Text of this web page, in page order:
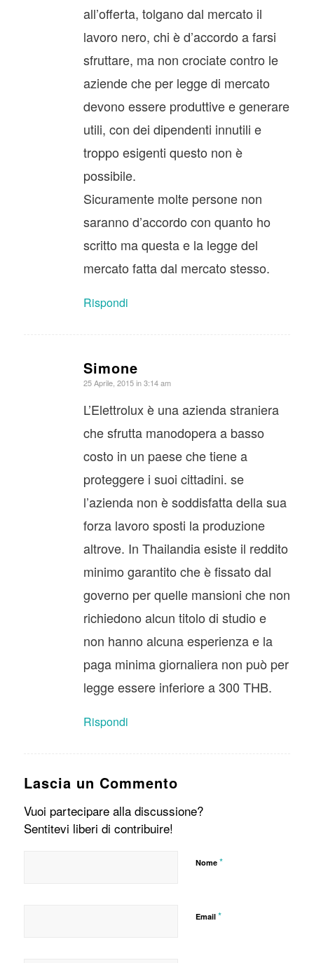
all’offerta, tolgano dal mercato il
lavoro nero, chi è d’accordo a farsi
sfruttare, ma non crociate contro le
aziende che per legge di mercato
devono essere produttive e generare
utili, con dei dipendenti innutili e
troppo esigenti questo non è
possibile.
Sicuramente molte persone non
saranno d’accordo con quanto ho
scritto ma questa e la legge del
mercato fatta dal mercato stesso.
Rispondi
Simone
dice:
25 Aprile, 2015 in 3:14 am
L’Elettrolux è una azienda straniera
che sfrutta manodopera a basso
costo in un paese che tiene a
proteggere i suoi cittadini. se
l’azienda non è soddisfatta della sua
forza lavoro sposti la produzione
altrove. In Thailandia esiste il reddito
minimo garantito che è fissato dal
governo per quelle mansioni che non
richiedono alcun titolo di studio e
non hanno alcuna esperienza e la
paga minima giornaliera non può per
legge essere inferiore a 300 THB.
Rispondi
Lascia un Commento
Vuoi partecipare alla discussione?
Sentitevi liberi di contribuire!
Nome *
Email *